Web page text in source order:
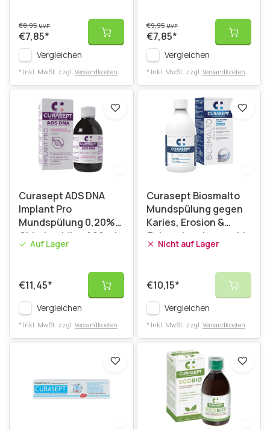
€8,95UVP
€7,85*
Vergleichen
* Inkl. MwSt. zzgl. Versandkosten
€9,95UVP
€7,85*
Vergleichen
* Inkl. MwSt. zzgl. Versandkosten
Curasept ADS DNA
Implant Pro
Mundspülung 0,20%
Chlorhexidin - 200 ml
Auf Lager
€11,45*
Vergleichen
* Inkl. MwSt. zzgl. Versandkosten
Curasept Biosmalto
Mundspülung gegen
Karies, Erosion &
Zahnschmelzverschleiß
– 300 ml
Nicht auf Lager
€10,15*
Vergleichen
* Inkl. MwSt. zzgl. Versandkosten